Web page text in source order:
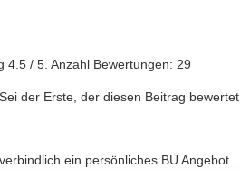
4.5 / 5. Anzahl Bewertungen: 29
der Erste, der diesen Beitrag
ein persönliches BU Angebot.